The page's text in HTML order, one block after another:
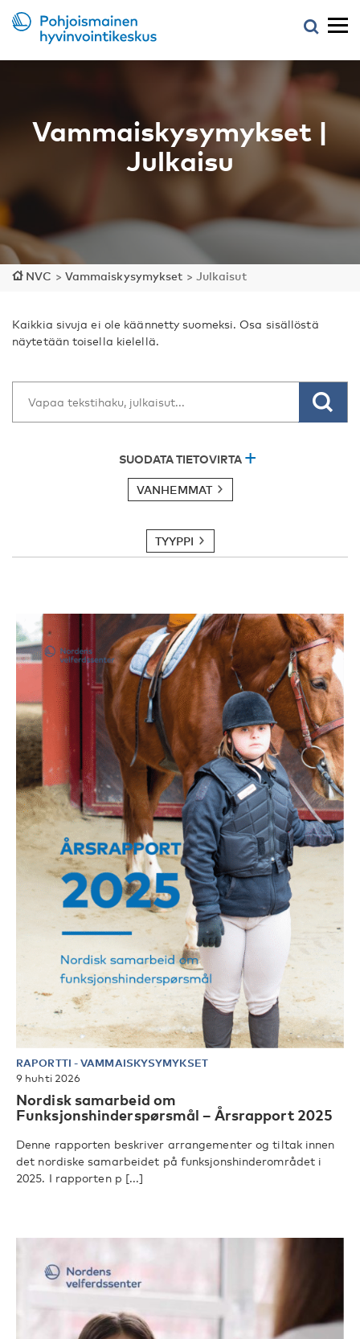
Vammaiskysymykset |
Julkaisu
NVC > Vammaiskysymykset > Julkaisut
Kaikkia sivuja ei ole käännetty suomeksi. Osa sisällöstä
näytetään toisella kielellä.
SUODATA TIETOVIRTA
VANHEMMAT
TYYPPI
RAPORTTI -VAMMAISKYSYMYKSET
9 huhti 2026
Nordisk samarbeid om
Funksjonshinderspørsmål – Årsrapport 2025
Denne rapporten beskriver arrangementer og tiltak innen
det nordiske samarbeidet på funksjonshinderområdet i
2025. I rapporten p [...]